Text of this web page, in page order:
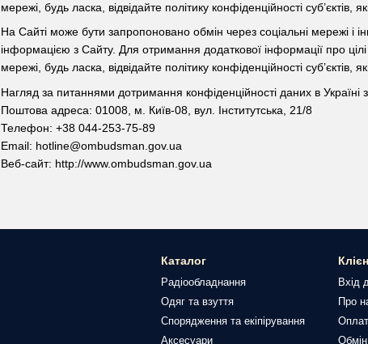
мережі, будь ласка, відвідайте політику конфіденційності суб’єктів,
На Сайті може бути запропоновано обмін через соціальні мережі і
інформацією з Сайту. Для отримання додаткової інформації про
мережі, будь ласка, відвідайте політику конфіденційності суб’єктів,
Нагляд за питаннями дотримання конфіденційності даних в
Поштова адреса: 01008, м. Київ-08, вул. Інститутська, 21/8
Телефон: +38 044-253-75-89
Email: hotline@ombudsman.gov.ua
Веб-сайт: http://www.ombudsman.gov.ua
Каталог
Радіообладнання
Одяг та взуття
Спорядження та екіпірування
Аксесуари
Вхід
Про